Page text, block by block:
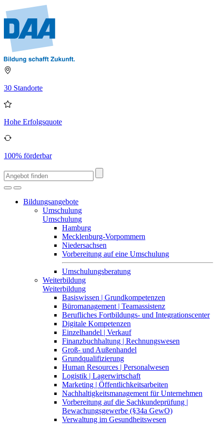
30 Standorte
Hohe Erfolgsquote
100% förderbar
Bildungsangebote
Umschulung
Umschulung
Hamburg
Mecklenburg-Vorpommern
Niedersachsen
Vorbereitung auf eine Umschulung
Umschulungsberatung
Weiterbildung
Weiterbildung
Basiswissen | Grundkompetenzen
Büromanagement | Teamassistenz
Berufliches Fortbildungs- und Integrationscenter
Digitale Kompetenzen
Einzelhandel | Verkauf
Finanzbuchhaltung | Rechnungswesen
Groß- und Außenhandel
Grundqualifizierung
Human Resources | Personalwesen
Logistik | Lagerwirtschaft
Marketing | Öffentlichkeitsarbeiten
Nachhaltigkeitsmanagement für Unternehmen
Vorbereitung auf die Sachkundeprüfung |
Bewachungsgewerbe (§34a GewO)
Verwaltung im Gesundheitswesen